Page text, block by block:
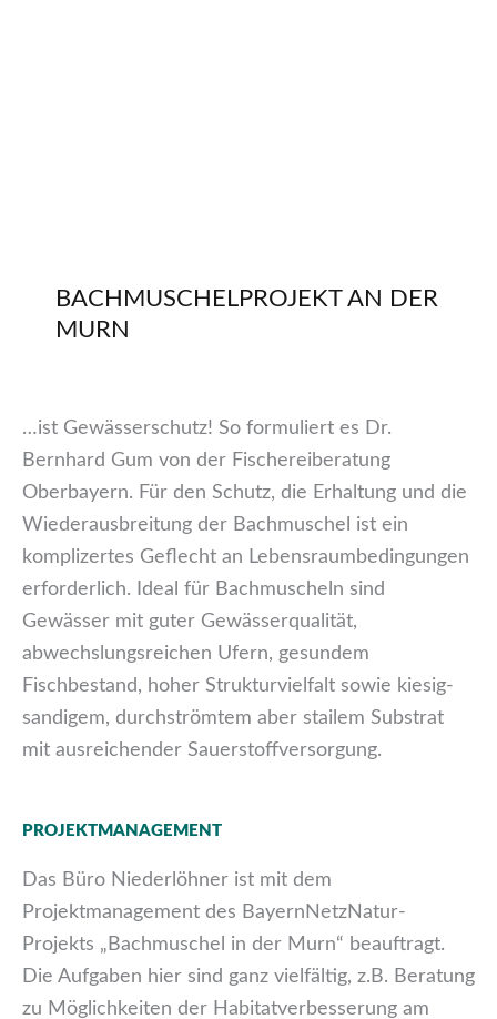
BACHMUSCHELPROJEKT AN DER
MURN
…ist Gewässerschutz! So formuliert es Dr.
Bernhard Gum von der Fischereiberatung
Oberbayern. Für den Schutz, die Erhaltung und die
Wiederausbreitung der Bachmuschel ist ein
komplizertes Geflecht an Lebensraumbedingungen
erforderlich. Ideal für Bachmuscheln sind
Gewässer mit guter Gewässerqualität,
abwechslungsreichen Ufern, gesundem
Fischbestand, hoher Strukturvielfalt sowie kiesig-
sandigem, durchströmtem aber stailem Substrat
mit ausreichender Sauerstoffversorgung.
PROJEKTMANAGEMENT
Das Büro Niederlöhner ist mit dem
Projektmanagement des BayernNetzNatur-
Projekts „Bachmuschel in der Murn“ beauftragt.
Die Aufgaben hier sind ganz vielfältig, z.B. Beratung
zu Möglichkeiten der Habitatverbesserung am